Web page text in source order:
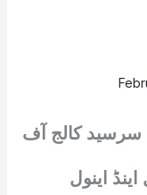
کالج آف
اینول